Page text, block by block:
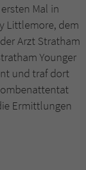
Mal in
Littlemore, dem
Arzt Stratham
Younger
und traf dort
Ermittlungen